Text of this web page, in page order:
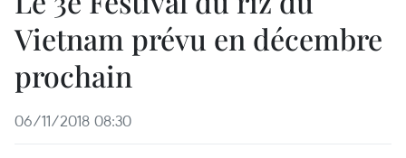
Vietnam prévu en décembre
prochain
06/11/2018 08:30